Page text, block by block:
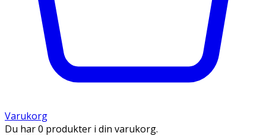
Varukorg
Du har 0 produkter i din varukorg.